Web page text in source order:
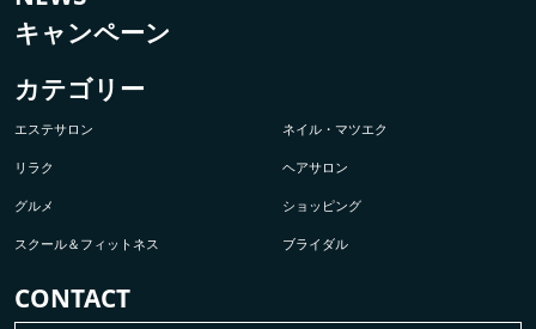
キャンペーン
カテゴリー
エステサロン ネイル・マツエク
リラク ヘアサロン
グルメ ショッピング
スクール＆フィットネス ブライダル
CONTACT